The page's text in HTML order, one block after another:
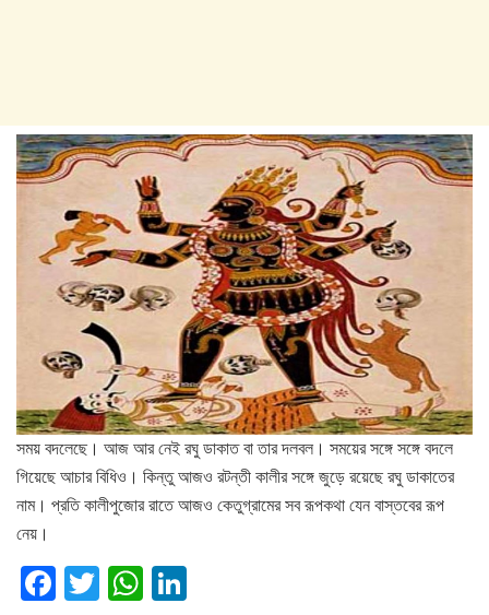
সময় বদলেছে। আজ আর নেই রঘু ডাকাত বা তার দলবল। সময়ের সঙ্গে সঙ্গে বদলে
গিয়েছে আচার বিধিও। কিন্তু আজও রটন্তী কালীর সঙ্গে জুড়ে রয়েছে রঘু ডাকাতের
নাম। প্রতি কালীপুজোর রাতে আজও কেতুগ্রামের সব রূপকথা যেন বাস্তবের রূপ
নেয়।
F T W